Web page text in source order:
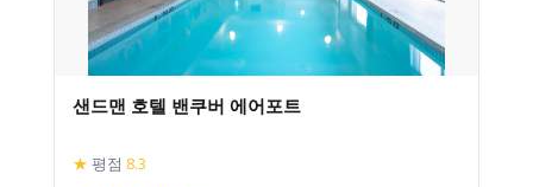
샌드맨 호텔 밴쿠버 에어포트
★ 평점 8.3